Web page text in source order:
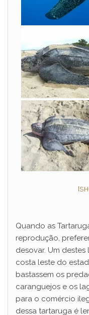
Quando as
reprodução,
desovar. Um
costa leste do
bastassem os
caranguejos e os
para o comércio
dessa tartaruga é